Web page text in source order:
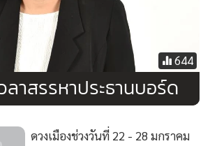
644
ลาสรรหาประธานบอร์ด
ดวงเมืองช่วงวันที่ 22 - 28 มกราคม